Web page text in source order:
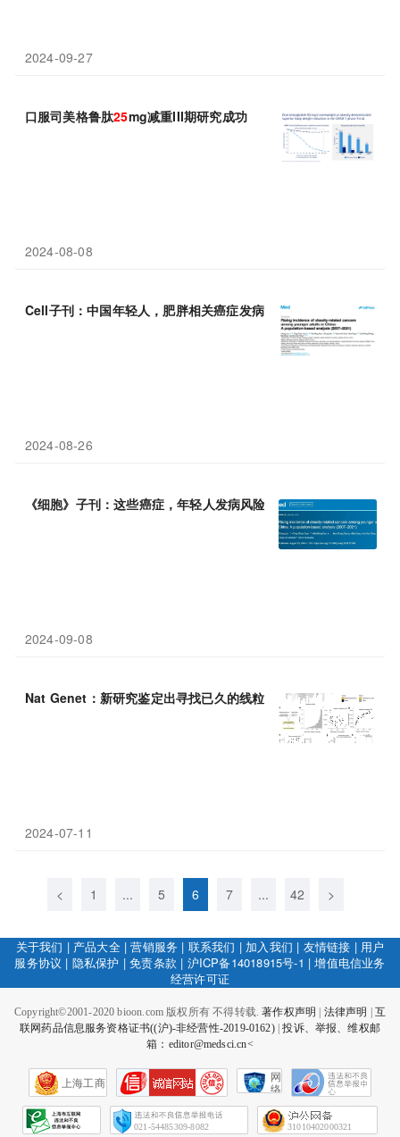
2024-09-27
口服司美格鲁肽25mg减重III期研究成功
2024-08-08
Cell子刊：中国年轻人，肥胖相关癌症发病率正急剧上升，00后是
2024-08-26
《细胞》子刊：这些癌症，年轻人发病风险高 25倍！首医团队分析
2024-09-08
Nat Genet：新研究鉴定出寻找已久的线粒体胆碱转运体——SLC
2024-07-11
< 1 ... 5 6 7 ... 42 >
关于我们 | 产品大全|营销服务 | 联系我们 | 加入我们 | 友情链接 | 用户
服务协议 | 隐私保护 |免责条款 | 沪ICP备14018915号-1 |增值电信业务
经营许可证
Copyright©2001-2020 bioon.com 版权所有 不得转载.著作权声明 法律声明
互
联网药品信息服务资格证书((沪)-非经营性-2019-0162)|投诉、举报、维权邮
箱：editor@medsci.cn<
上海工商
网
络
会
征
021-54485309-8082 31010402000321